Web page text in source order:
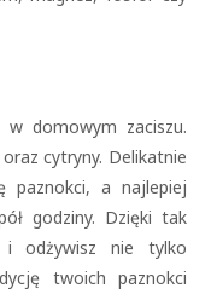
domowym zaciszu.
cytryny. Delikatnie
paznokci, a najlepiej
godziny. Dzięki tak
i odżywisz nie tylko
twoich paznokci